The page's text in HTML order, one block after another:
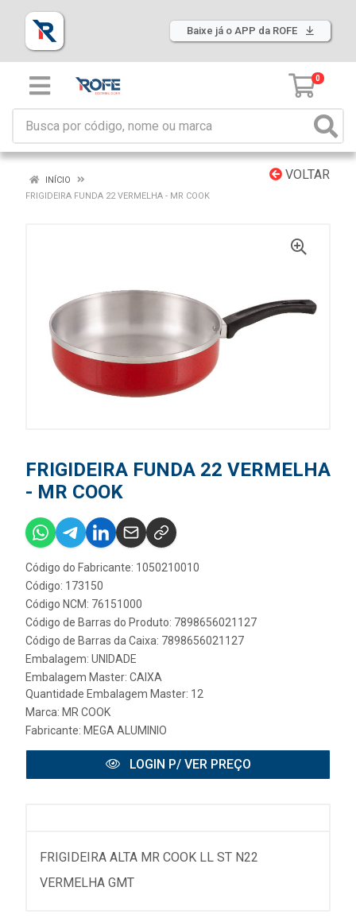
Baixe já o APP da ROFE
0
VOLTAR
INÍCIO
FRIGIDEIRA FUNDA 22 VERMELHA - MR COOK
FRIGIDEIRA FUNDA 22 VERMELHA
- MR COOK
Código do Fabricante: 1050210010
Código: 173150
Código NCM: 76151000
Código de Barras do Produto: 7898656021127
Código de Barras da Caixa: 7898656021127
Embalagem: UNIDADE
Embalagem Master: CAIXA
Quantidade Embalagem Master: 12
Marca: MR COOK
Fabricante: MEGA ALUMINIO
LOGIN P/ VER PREÇO
FRIGIDEIRA ALTA MR COOK LL ST N22
VERMELHA GMT